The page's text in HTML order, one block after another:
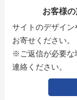
お客様
サイトのデザイ
お寄せください。
※ご返信が必要な
連絡ください。